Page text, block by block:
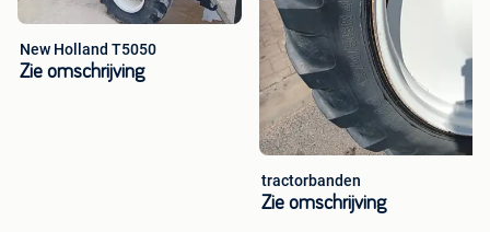
New Holland T5050
Zie omschrijving
tractorbanden
Zie omschrijving